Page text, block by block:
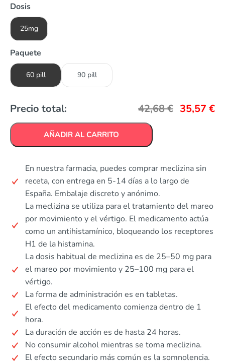
Dosis
25mg
Paquete
60 pill 90 pill
Precio total: 42,68€ 35,57 €
AÑADIR AL CARRITO
En nuestra farmacia, puedes comprar meclizina sin
receta, con entrega en 5-14 días a lo largo de
España. Embalaje discreto y anónimo.
La meclizina se utiliza para el tratamiento del mareo
por movimiento y el vértigo. El medicamento actúa
como un antihistamínico, bloqueando los receptores
H1 de la histamina.
La dosis habitual de meclizina es de 25–50 mg para
el mareo por movimiento y 25–100 mg para el
vértigo.
La forma de administración es en tabletas.
El efecto del medicamento comienza dentro de 1
hora.
La duración de acción es de hasta 24 horas.
No consumir alcohol mientras se toma meclizina.
El efecto secundario más común es la somnolencia.